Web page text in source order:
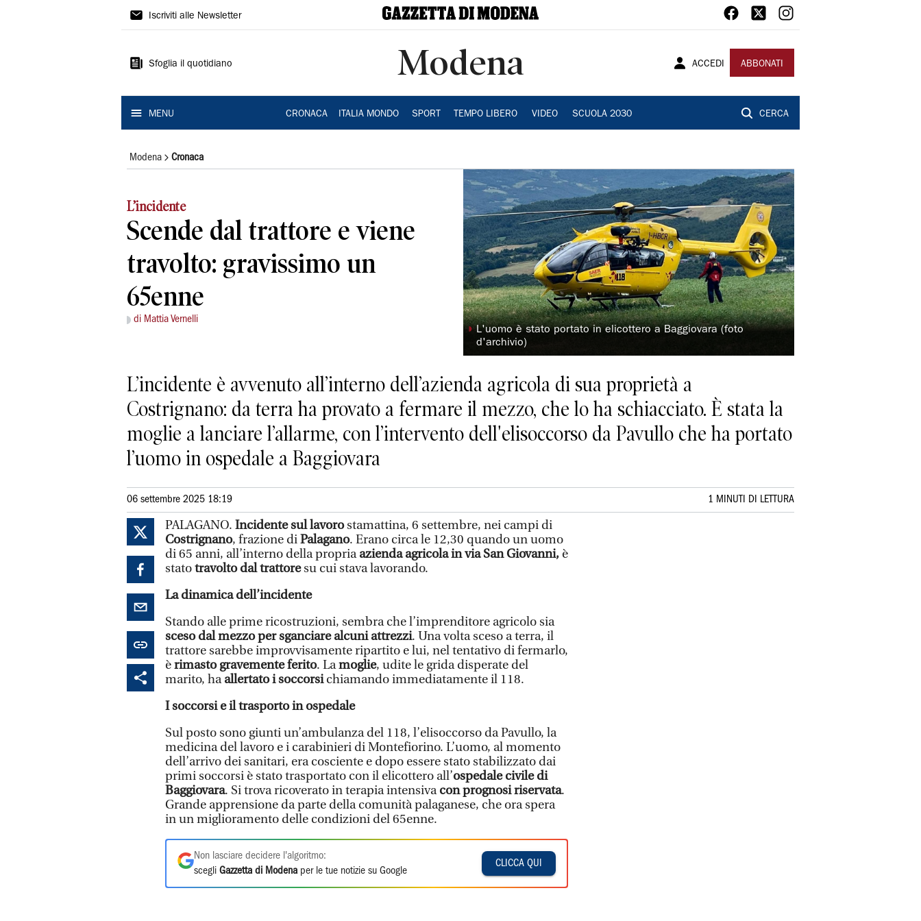
Gazzetta
Modena
Iscriviti alle Newsletter
Sfoglia il quotidiano Modena ACCEDI ABBONATI
MENU CRONACA ITALIA MONDO SPORT TEMPO LIBERO VIDEO SCUOLA 2030 CERCA
Modena Cronaca
L’incidente
Scende dal trattore e viene
travolto: gravissimo un
65enne
di Mattia Vernelli
◗ L'uomo è stato portato in elicottero a Baggiovara (foto
d'archivio)
L’incidente è avvenuto all’interno dell’azienda agricola di sua proprietà a
Costrignano: da terra ha provato a fermare il mezzo, che lo ha schiacciato. È stata la
moglie a lanciare l’allarme, con l’intervento dell'elisoccorso da Pavullo che ha portato
l’uomo in ospedale a Baggiovara
06 settembre 2025 18:19 1 MINUTI DI LETTURA
PALAGANO. Incidente sul lavorostamattina, 6 settembre, nei campi di
Costrignano, frazione diPalagano. Erano circa le 12,30 quando un uomo
di 65 anni, all’interno della propriaazienda agricola in via San Giovanni, è
statotravolto dal trattoresu cui stava lavorando.
La dinamica dell’incidente
Stando alle prime ricostruzioni, sembra che l’imprenditore agricolo sia
sceso dal mezzo per sganciare alcuni attrezzi. Una volta sceso a terra, il
trattore sarebbe improvvisamente ripartito e lui, nel tentativo di fermarlo,
èrimasto gravemente ferito. Lamoglie, udite le grida disperate del
marito, haallertato i soccorsichiamando immediatamente il 118.
I soccorsi e il trasporto in ospedale
Sul posto sono giunti un’ambulanza del 118, l’elisoccorso da Pavullo, la
medicina del lavoro e i carabinieri di Montefiorino. L’uomo, al momento
dell’arrivo dei sanitari, era cosciente e dopo essere stato stabilizzato dai
primi soccorsi è stato trasportato con il elicottero all’ospedale civile di
Baggiovara. Si trova ricoverato in terapia intensivacon prognosi riservata.
Grande apprensione da parte della comunità palaganese, che ora spera
in un miglioramento delle condizioni del 65enne.
Non lasciare decidere l'algoritmo:
scegli Gazzetta di Modena per le tue notizie su Google
CLICCA QUI